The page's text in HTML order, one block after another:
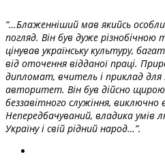
“…Блаженніший мав якийсь
погляд. Він був дуже
цінував українську культуру,
від оточення відданої праці.
дипломат, вчитель і приклад для
авторитет. Він був дійсно
беззавітного служіння, виключно
Непередбачуваний, владика умів
Україну і свій рідний народ…”.